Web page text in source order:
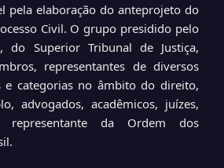
pela elaboração do anteprojeto do
Civil. O grupo presidido pelo
do Superior Tribunal de Justiça,
representantes de diversos
e categorias no âmbito do direito,
advogados, acadêmicos, juízes,
representante da Ordem dos